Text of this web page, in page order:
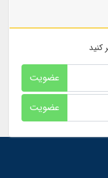
کنید
عضویت
عضویت